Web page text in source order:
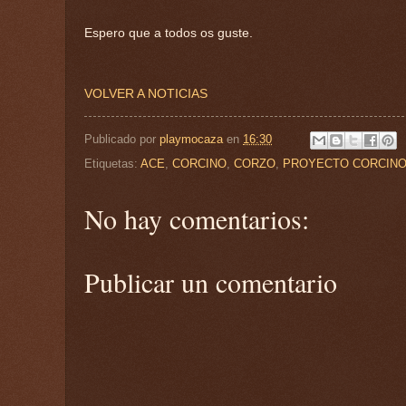
Espero que a todos os guste.
VOLVER A NOTICIAS
Publicado por playmocaza en 16:30
Etiquetas: ACE, CORCINO, CORZO, PROYECTO CORCINO
No hay comentarios:
Publicar un comentario